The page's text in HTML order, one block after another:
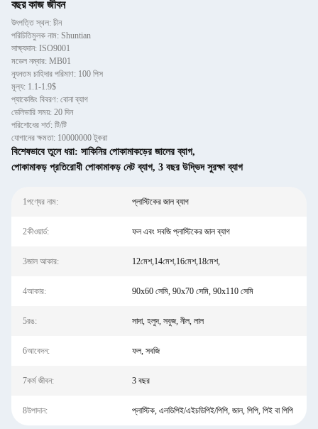
বছর কাজ জীবন
উৎপত্তি স্থল: চীন
পরিচিতিমুলক নাম: Shuntian
সাক্ষ্যদান: ISO9001
মডেল নম্বার: MB01
ন্যূনতম চাহিদার পরিমাণ: 100 পিস
মূল্য: 1.1-1.9$
প্যাকেজিং বিবরণ: বোনা ব্যাগ
ডেলিভারি সময়: 20 দিন
পরিশোধের শর্ত: টি/টি
যোগানের ক্ষমতা: 10000000 টুকরা
বিশেষভাবে তুলে ধরা: সাকিনির পোকামাকড়ের জালের ব্যাগ,
পোকামাকড় প্রতিরোধী পোকামাকড় নেট ব্যাগ, 3 বছর উদ্ভিদ সুরক্ষা ব্যাগ
1পণ্যের নাম: প্লাস্টিকের জাল ব্যাগ
2কীওয়ার্ড: ফল এবং সবজি প্লাস্টিকের জাল ব্যাগ
3জাল আকার: 12মেশ,14মেশ,16মেশ,18মেশ,
4আকার: 90x60 সেমি, 90x70 সেমি, 90x110 সেমি
5রঙ: সাদা, হলুদ, সবুজ, নীল, লাল
6আবেদন: ফল, সবজি
7কর্ম জীবন: 3 বছর
8উপাদান: প্লাস্টিক, এলডিপিই/এইচডিপিই/পিপি, জাল, পিপি, পিই বা পিপি